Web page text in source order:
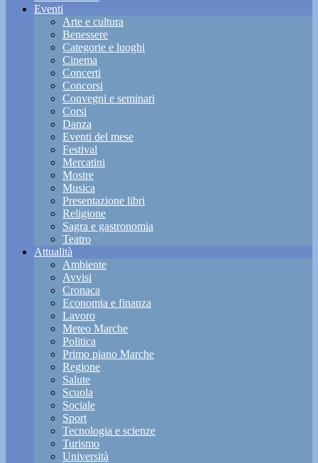
Eventi
Arte e cultura
Benessere
Categorie e luoghi
Cinema
Concerti
Concorsi
Convegni e seminari
Corsi
Danza
Eventi del mese
Festival
Mercatini
Mostre
Musica
Presentazione libri
Religione
Sagra e gastronomia
Teatro
Attualità
Ambiente
Avvisi
Cronaca
Economia e finanza
Lavoro
Meteo Marche
Politica
Primo piano Marche
Regione
Salute
Scuola
Sociale
Sport
Tecnologia e scienze
Turismo
Università